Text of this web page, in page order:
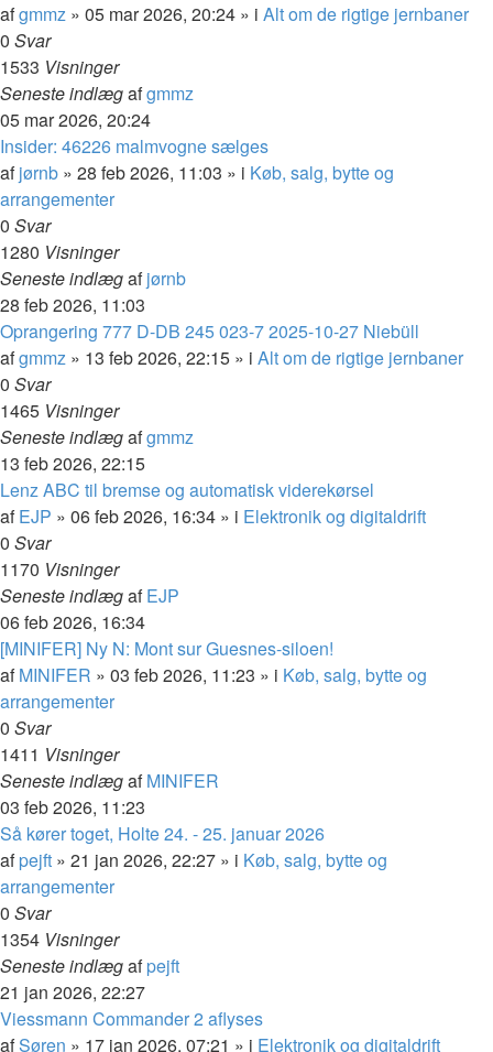
afgmmz » 05 mar 2026, 20:24 » i Alt om de rigtige jernbaner
0 Svar
1533 Visninger
Seneste indlægafgmmz
05 mar 2026, 20:24
Insider: 46226 malmvogne sælges
afjørnb » 28 feb 2026, 11:03 » i Køb, salg, bytte og
arrangementer
0 Svar
1280 Visninger
Seneste indlægafjørnb
28 feb 2026, 11:03
Oprangering 777 D-DB 245 023-7 2025-10-27 Niebüll
afgmmz » 13 feb 2026, 22:15 » i Alt om de rigtige jernbaner
0 Svar
1465 Visninger
Seneste indlægafgmmz
13 feb 2026, 22:15
Lenz ABC til bremse og automatisk viderekørsel
afEJP » 06 feb 2026, 16:34 » i Elektronik og digitaldrift
0 Svar
1170 Visninger
Seneste indlægafEJP
06 feb 2026, 16:34
[MINIFER] Ny N: Mont sur Guesnes-siloen!
afMINIFER » 03 feb 2026, 11:23 » i Køb, salg, bytte og
arrangementer
0 Svar
1411 Visninger
Seneste indlægafMINIFER
03 feb 2026, 11:23
Så kører toget, Holte 24. - 25. januar 2026
afpejft » 21 jan 2026, 22:27 » i Køb, salg, bytte og
arrangementer
0 Svar
1354 Visninger
Seneste indlægafpejft
21 jan 2026, 22:27
Viessmann Commander 2 aflyses
afSøren » 17 jan 2026, 07:21 » i Elektronik og digitaldrift